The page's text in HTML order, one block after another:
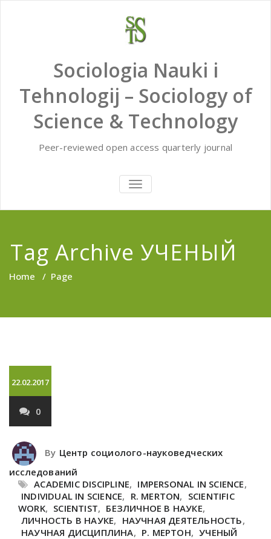
Sociologia Nauki i
Tehnologij – Sociology of
Science & Technology
Peer-reviewed open access quarterly journal
TOGGLE
NAVIGATION
Tag Archive УЧЕНЫЙ
Home / Page
22.02.2017
0
By Центр социолого-науковедческих
исследований
ACADEMIC DISCIPLINE, IMPERSONAL IN SCIENCE,
INDIVIDUAL IN SCIENCE, R. MERTON, SCIENTIFIC
WORK, SCIENTIST, БЕЗЛИЧНОЕ В НАУКЕ,
ЛИЧНОСТЬ В НАУКЕ, НАУЧНАЯ ДЕЯТЕЛЬНОСТЬ,
НАУЧНАЯ ДИСЦИПЛИНА, Р. МЕРТОН, УЧЕНЫЙ